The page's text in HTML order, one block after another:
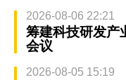
2026-08-06 22:21
筹建科技研发产
会议
2026-08-05 15:19